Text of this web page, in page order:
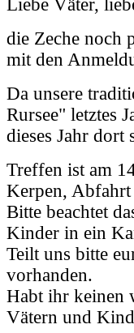
Liebe Väter,
die Zeche noch
mit den
Da unsere
Rursee" letztes
dieses Jahr dort
Treffen ist am
Kerpen,
Bitte beachtet
Kinder in ein
Teilt uns bitte
vorhanden.
Habt ihr keinen
Vätern und